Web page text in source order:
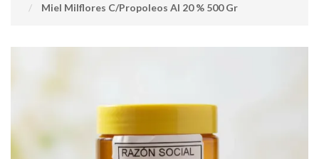
Miel Milflores C/propoleos Al 20 % 500 Gr